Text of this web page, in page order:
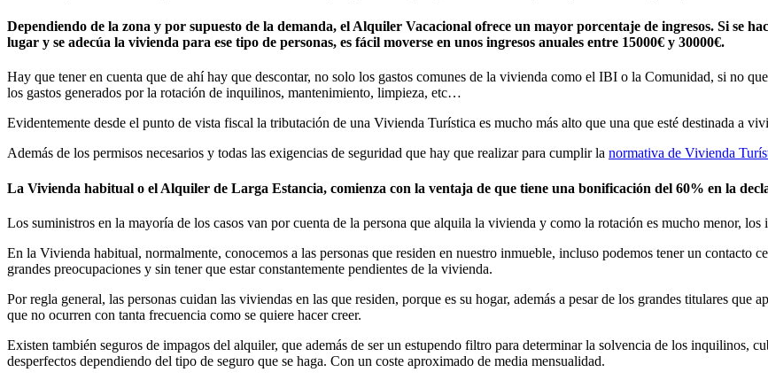
Dependiendo de la zona y por supuesto de la demanda, el Alquiler Vacacional ofrece un mayor porcentaje de ingresos. Si se
lugar y se adecúa la vivienda para ese tipo de personas, es fácil moverse en unos ingresos anuales entre 15000€ y 30000€.
Hay que tener en cuenta que de ahí hay que descontar, no solo los gastos comunes de la vivienda como el IBI o la Comunidad, si no
los gastos generados por la rotación de inquilinos, mantenimiento, limpieza, etc…
Evidentemente desde el punto de vista fiscal la tributación de una Vivienda Turística es mucho más alto que una que esté destinada a
Además de los permisos necesarios y todas las exigencias de seguridad que hay que realizar para cumplir la normativa de Vivienda
La Vivienda habitual o el Alquiler de Larga Estancia, comienza con la ventaja de que tiene una bonificación del 60% en la
Los suministros en la mayoría de los casos van por cuenta de la persona que alquila la vivienda y como la rotación es mucho menor, los
En la Vivienda habitual, normalmente, conocemos a las personas que residen en nuestro inmueble, incluso podemos tener un contacto
grandes preocupaciones y sin tener que estar constantemente pendientes de la vivienda.
Por regla general, las personas cuidan las viviendas en las que residen, porque es su hogar, además a pesar de los grandes titulares que
que no ocurren con tanta frecuencia como se quiere hacer creer.
Existen también seguros de impagos del alquiler, que además de ser un estupendo filtro para determinar la solvencia de los inquilinos,
desperfectos dependiendo del tipo de seguro que se haga. Con un coste aproximado de media mensualidad.